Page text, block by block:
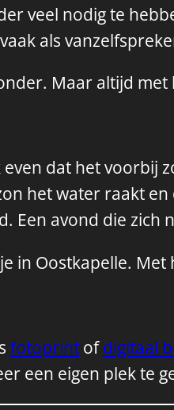
veel nodig te
als
Maar altijd
dat het voorbij
het water raakt
Een avond die zich
in Oostkapelle.
fotoprint ofdigitaal
een eigen plek te